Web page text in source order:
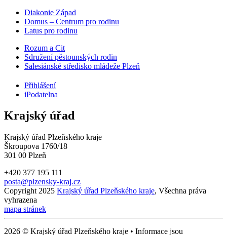
Diakonie Západ
Domus – Centrum pro rodinu
Latus pro rodinu
Rozum a Cit
Sdružení pěstounských rodin
Salesiánské středisko mládeže Plzeň
Přihlášení
iPodatelna
Krajský úřad
Krajský úřad Plzeňského kraje
Škroupova 1760/18
301 00 Plzeň
+420 377 195 111
posta@plzensky-kraj.cz
Copyright 2025 Krajský úřad Plzeňského kraje, Všechna práva
vyhrazena
mapa stránek
2026 © Krajský úřad Plzeňského kraje • Informace jsou